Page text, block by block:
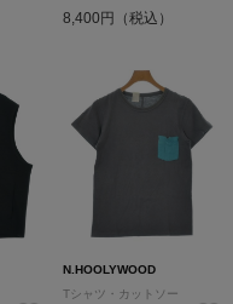
8,400円（税込）
N.HOOLYWOOD
Tシャツ・カットソー